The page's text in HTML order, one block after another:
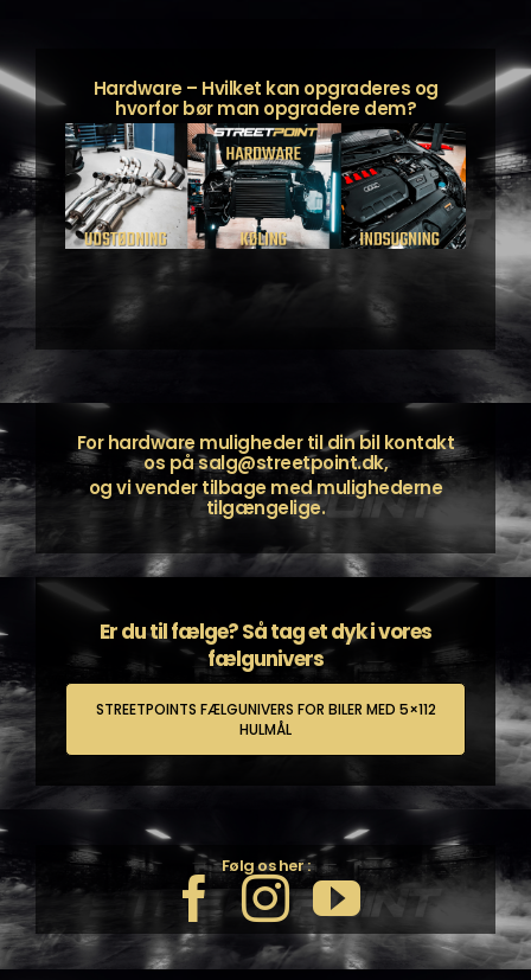
Hardware – Hvilket kan opgraderes og
hvorfor bør man opgradere dem?
For hardware muligheder til din bil kontakt
os påsalg@streetpoint.dk,
og vi vender tilbage med mulighederne
tilgængelige.
Er du til fælge? Så tag et dyk i vores
fælgunivers
STREETPOINTS FÆLGUNIVERS FOR BILER MED 5×112
HULMÅL
Følg os her :